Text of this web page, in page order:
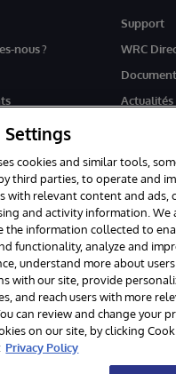
nous ?
Support
WRC
InterSystems Corporation,
de confidentialité d'InterSystems
Settings
cookies and similar tools,
third parties, to operate and
with relevant content and ads,
and activity information. We
the information collected to
functionality, analyze and
understand more about
with our site, provide
and reach users with more
can review and change your
on our site, by clicking
Privacy Policy